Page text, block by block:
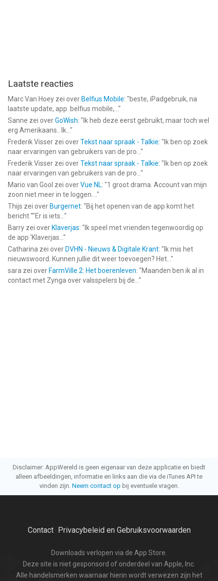
Laatste reacties
Marc Van Hoey zei over Belfius Mobile: "beste, iPadgebruik, na
laatste update, app. belfius mobile,... "
Sanne zei overGoWish: " Ik heb deze eerst gebruikt, maar toch wel
erg Amerikaans.. Ik... "
Frederik Visser zei overTekst naar spraak - Talkie: " Ik ben op zoek
naar ervaringen van gebruikers van de pro... "
Frederik Visser zei overTekst naar spraak - Talkie: " Ik ben op zoek
naar ervaringen van gebruikers van de pro... "
Mario van Gool zei overVue NL: "1 groot drama. Account van mijn
zoon niet meer in te loggen.... "
Thijs zei over Burgernet: "Bij het openen van de app komt het
bericht ""Er is iets... "
Barry zei over Klaverjas: " Ik speel met vrienden tegenwoordig op
de app ‘Klaverjas... "
Catharina zei over DVHN - Nieuws & Digitale Krant: " Ik mis het
nieuwswoord. Kunnen jullie dit weer toevoegen? Het... "
sara zei over FarmVille 2: Het boerenleven: "Maanden ben ik al in
contact met Zynga over valsspelers bij de... "
Disclaimer: AppWereld is geen eigenaar van deze applicatie en biedt
alleen afbeeldingen, informatie en links aan die via de iTunes API te
vinden zijn. Neem contact op bij eventuele vragen.
Contact· Privacybeleid en Gebruiksvoorwaarden
Downloads verlopen via de App Store.
Deze site is niet gesponsord of onderdeel van Apple, Inc.
Alle handelsmerken waarnaar hierin wordt verwezen zijn het